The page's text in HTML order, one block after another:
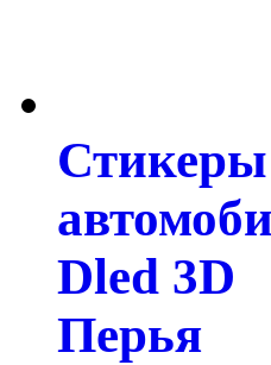
Стикеры
Dled 3D
Перья